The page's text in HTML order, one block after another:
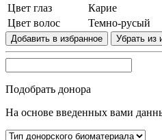
Цвет глаз
Карие
Цвет волос
Темно-русый
Добавить в избранное Убрать из
Подобрать донора
На основе введенных вами